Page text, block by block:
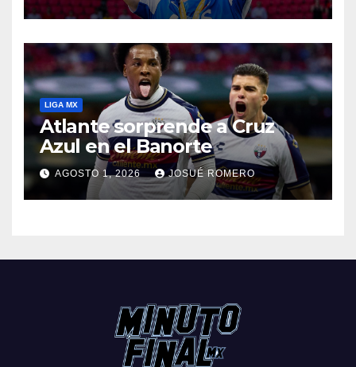
LIGA MX
Atlante sorprende a Cruz
Azul en el Banorte
AGOSTO 1, 2026 JOSUÉ ROMERO